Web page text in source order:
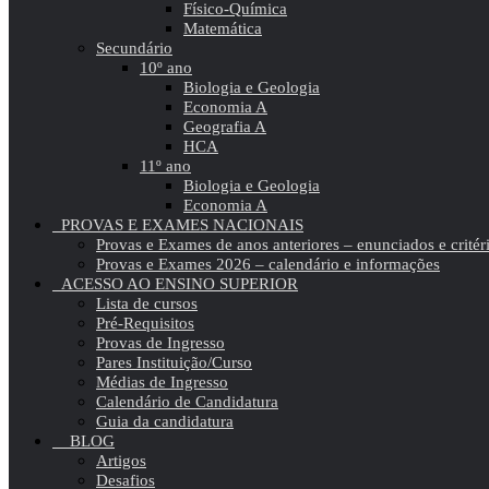
Físico-Química
Matemática
Secundário
10º ano
Biologia e Geologia
Economia A
Geografia A
HCA
11º ano
Biologia e Geologia
Economia A
PROVAS E EXAMES NACIONAIS
Provas e Exames de anos anteriores – enunciados e
Provas e Exames 2026 – calendário e informações
ACESSO AO ENSINO SUPERIOR
Lista de cursos
Pré-Requisitos
Provas de Ingresso
Pares Instituição/Curso
Médias de Ingresso
Calendário de Candidatura
Guia da candidatura
BLOG
Artigos
Desafios